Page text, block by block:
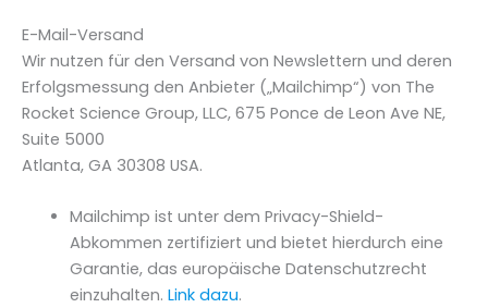
E-Mail-Versand
Wir nutzen für den Versand von Newslettern und deren
Erfolgsmessung den Anbieter („Mailchimp“) von The
Rocket Science Group, LLC, 675 Ponce de Leon Ave NE,
Suite 5000
Atlanta, GA 30308 USA.
Mailchimp ist unter dem Privacy-Shield-
Abkommen zertifiziert und bietet hierdurch eine
Garantie, das europäische Datenschutzrecht
einzuhalten. Link dazu.